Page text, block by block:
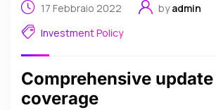
17 Febbraio 2022 byadmin
Investment Policy
Comprehensive
coverage